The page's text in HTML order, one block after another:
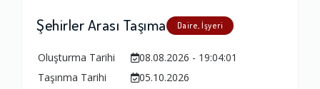
Şehirler Arası Taşıma Daire, İşyeri
Oluşturma Tarihi
08.08.2026 - 19:04:01
Taşınma Tarihi
05.10.2026